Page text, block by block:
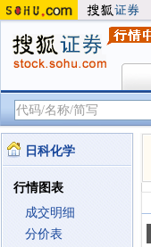
日科化学
行情图表
成交明细
分价表